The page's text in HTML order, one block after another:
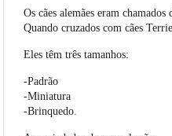
Os cães alemães eram chamados
Quando cruzados com cães
Eles têm três tamanhos:
-Padrão
-Miniatura
-Brinquedo.